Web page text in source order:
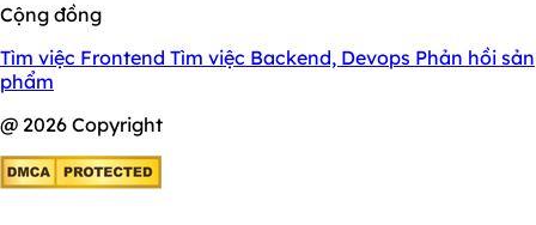
Cộng đồng
Tìm việc Frontend Tìm việc Backend, Devops Phản hồi sản
phẩm
@ 2026 Copyright